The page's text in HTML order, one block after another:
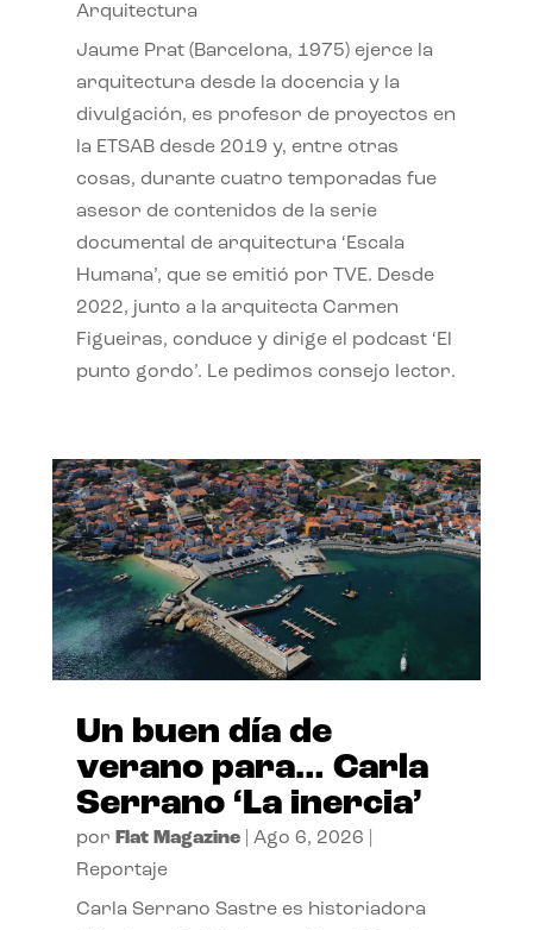
Arquitectura
Jaume Prat (Barcelona, 1975) ejerce la
arquitectura desde la docencia y la
divulgación, es profesor de proyectos en
la ETSAB desde 2019 y, entre otras
cosas, durante cuatro temporadas fue
asesor de contenidos de la serie
documental de arquitectura ‘Escala
Humana’, que se emitió por TVE. Desde
2022, junto a la arquitecta Carmen
Figueiras, conduce y dirige el podcast ‘El
punto gordo’. Le pedimos consejo lector.
Un buen día de
verano para… Carla
Serrano ‘La inercia’
por Flat Magazine| Ago 6, 2026
Reportaje
Carla Serrano Sastre es historiadora